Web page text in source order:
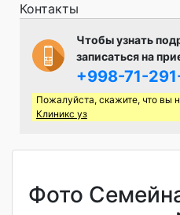
Контакты
Чтобы узнать
записаться на
+998-71-
Пожалуйста, скажите, что вы
Клиникс уз
Фото